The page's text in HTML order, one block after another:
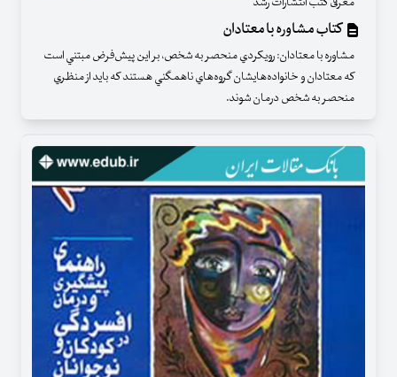
کتاب مشاوره با معتادان
مشاوره با معتادان: رويكردي منحصر به شخص، بر اين پيش‌فرض مبتني است
كه معتادان و خانواده‌هايشان گروه‌هاي ناهمگني هستند كه بايد از منظري
منحصر به شخص درمان شوند.